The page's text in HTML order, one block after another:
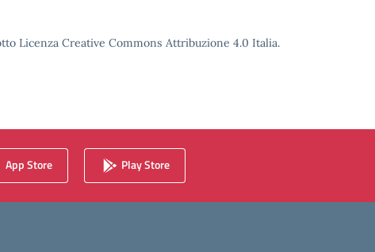
Licenza Creative Commons Attribuzione 4.0 Italia.
App Store Play Store